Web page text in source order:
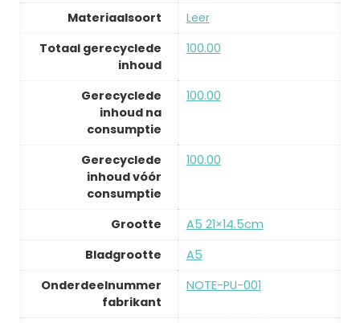
Materiaalsoort
‎Leer
Totaal gerecyclede
inhoud
‎100.00
Gerecyclede
inhoud na
consumptie
‎100.00
Gerecyclede
inhoud vóór
consumptie
‎100.00
Grootte
‎A5 21×14.5cm
Bladgrootte
‎A5
Onderdeelnummer
fabrikant
‎NOTE-PU-001